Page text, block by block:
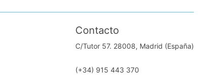
Contacto
C/Tutor 57. 28008, Madrid (España)
(+34) 915 443 370